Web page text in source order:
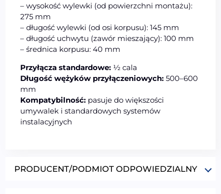
– wysokość wylewki (od powierzchni montażu):
275 mm
– długość wylewki (od osi korpusu): 145 mm
– długość uchwytu (zawór mieszający): 100 mm
– średnica korpusu: 40 mm
Przyłącza standardowe: ½ cala
Długość wężyków przyłączeniowych: 500–600
mm
Kompatybilność: pasuje do większości
umywalek i standardowych systemów
instalacyjnych
PRODUCENT/PODMIOT ODPOWIEDZIALNY